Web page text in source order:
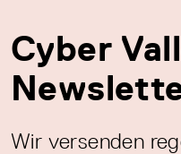
Cyber
Wir versenden